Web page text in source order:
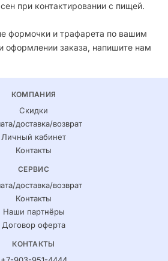
при контактировании с пищей.
формочки и трафарета по вашим
оформлении заказа, напишите нам
КОМПАНИЯ
Скидки
доставка/возврат
Личный кабинет
Контакты
СЕРВИС
доставка/возврат
Контакты
Наши партнёры
Договор оферта
КОНТАКТЫ